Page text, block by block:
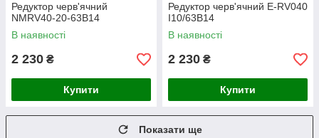
Редуктор черв'ячний
NMRV40-20-63B14
В наявності
2 230 ₴
Купити
Редуктор черв'ячний E-RV040
I10/63B14
В наявності
2 230 ₴
Купити
Показати ще